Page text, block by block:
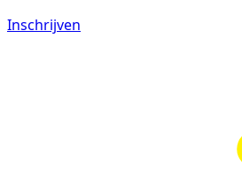
Inschrijven